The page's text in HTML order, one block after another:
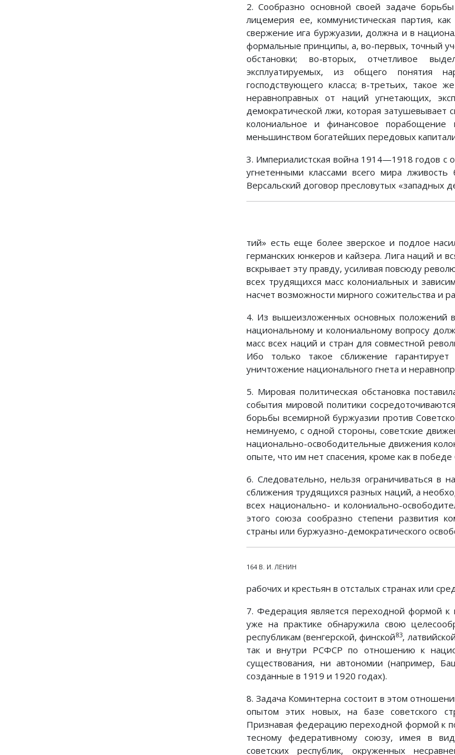
2. Сообразно основной своей задаче
лицемерия ее, коммунистическая партия,
свержение ига буржуазии, должна и в
формальные принципы, а, во-первых, точный
обстановки; во-вторых, отчетливое
эксплуатируемых, из общего понятия
господствующего класса; в-третьих, такое
неравноправных от наций угнетающих,
демократической лжи, которая затушевывает
колониальное и финансовое порабощение
меньшинством богатейших передовых
3. Империалистская война 1914—1918 годов с
угнетенными классами всего мира
Версальский договор пресловутых «западных
тий» есть еще более зверское и подлое
германских юнкеров и кайзера. Лига наций и
вскрывает эту правду, усиливая повсюду
всех трудящихся масс колониальных и
насчет возможности мирного сожительства и
4. Из вышеизложенных основных положений
национальному и колониальному вопросу
масс всех наций и стран для совместной
Ибо только такое сближение
уничтожение национального гнета и
5. Мировая политическая обстановка
события мировой политики
борьбы всемирной буржуазии против
неминуемо, с одной стороны, советские
национально-освободительные движения
опыте, что им нет спасения, кроме как в
6. Следовательно, нельзя ограничиваться в
сближения трудящихся разных наций, а
всех национально- и колониально-
этого союза сообразно степени развития
страны или буржуазно-демократического
164 В. И. ЛЕНИН
рабочих и крестьян в отсталых странах или
7. Федерация является переходной формой
уже на практике обнаружила свою
республикам (венгерской, финской83, латвийской
так и внутри РСФСР по отношению к
существования, ни автономии (например,
созданные в 1919 и 1920 годах).
8. Задача Коминтерна состоит в этом
опытом этих новых, на базе советского
Признавая федерацию переходной формой к
тесному федеративному союзу, имея в
советских республик, окруженных